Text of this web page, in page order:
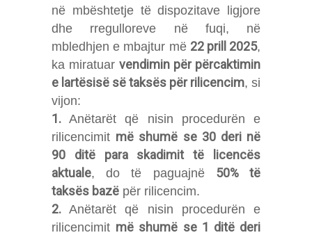
në mbështetje të dispozitave ligjore
dhe rregulloreve në fuqi, në
mbledhjen e mbajtur më 22 prill 2025,
ka miratuar vendimin për përcaktimin
e lartësisë së taksës për rilicencim, si
vijon:
1. Anëtarët që nisin procedurën e
rilicencimit më shumë se 30 deri në
90 ditë para skadimit të licencës
aktuale, do të paguajnë 50% të
taksës bazë për rilicencim.
2. Anëtarët që nisin procedurën e
rilicencimit më shumë se 1 ditë deri